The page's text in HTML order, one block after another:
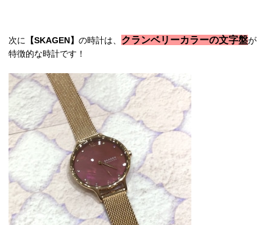
次に 【SKAGEN】 の時計は、 クランベリーカラーの文字盤が
特徴的な時計です！